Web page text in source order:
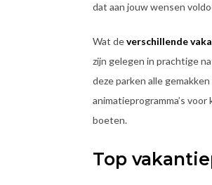
dat aan jouw wensen
Wat deverschillende
zijn gelegen in prachtige
deze parken alle
animatieprogramma’s
boeten.
Top